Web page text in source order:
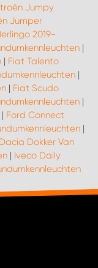
Jumpy
Jumper
2019-
|
| Fiat Talento
|
| Fiat Scudo
|
| Ford Connect
|
Dacia Dokker Van
| Iveco Daily